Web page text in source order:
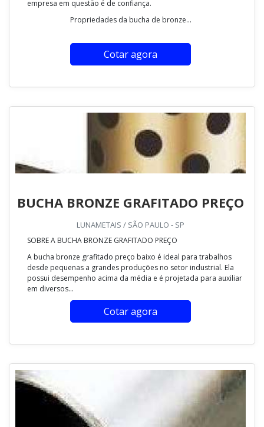
empresa em questão é de confiança.
Propriedades da bucha de bronze...
Cotar agora
BUCHA BRONZE GRAFITADO PREÇO
LUNAMETAIS / SÃO PAULO - SP
SOBRE A BUCHA BRONZE GRAFITADO PREÇO
A bucha bronze grafitado preço baixo é ideal para trabalhos
desde pequenas a grandes produções no setor industrial. Ela
possui desempenho acima da média e é projetada para auxiliar
em diversos...
Cotar agora